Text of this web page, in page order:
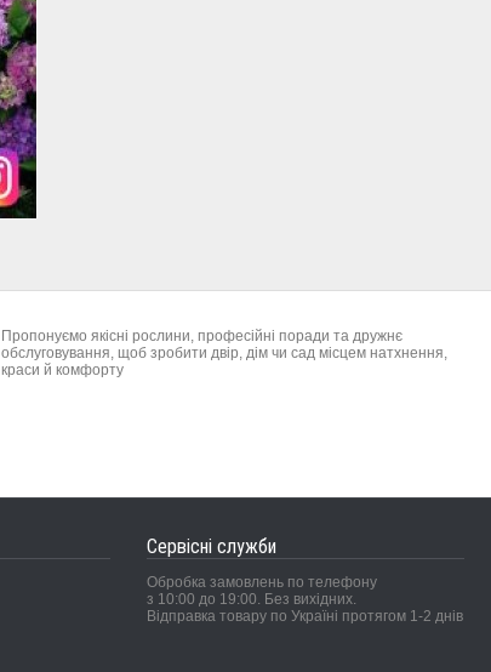
Пропонуємо якісні рослини, професійні поради та дружнє
обслуговування, щоб зробити двір, дім чи сад місцем натхнення,
краси й комфорту
Сервісні служби
Обробка замовлень по телефону
з 10:00 до 19:00. Без вихідних.
Відправка товару по Україні протягом 1-2 днів